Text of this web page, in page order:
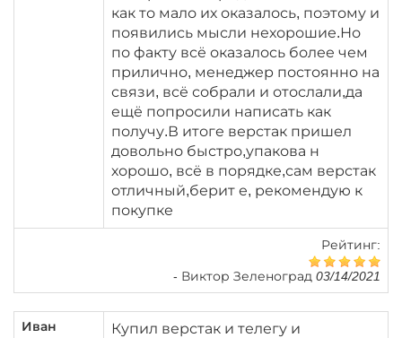
как то мало их оказалось, поэтому и
появились мысли нехорошие.Но
по факту всё оказалось более чем
прилично, менеджер постоянно на
связи, всё собрали и отослали,да
ещё попросили написать как
получу.В итоге верстак пришел
довольно быстро,упакова н
хорошо, всё в порядке,сам верстак
отличный,берит е, рекомендую к
покупке
Рейтинг:
- Виктор Зеленоград 03/14/2021
Иван
Купил верстак и телегу и